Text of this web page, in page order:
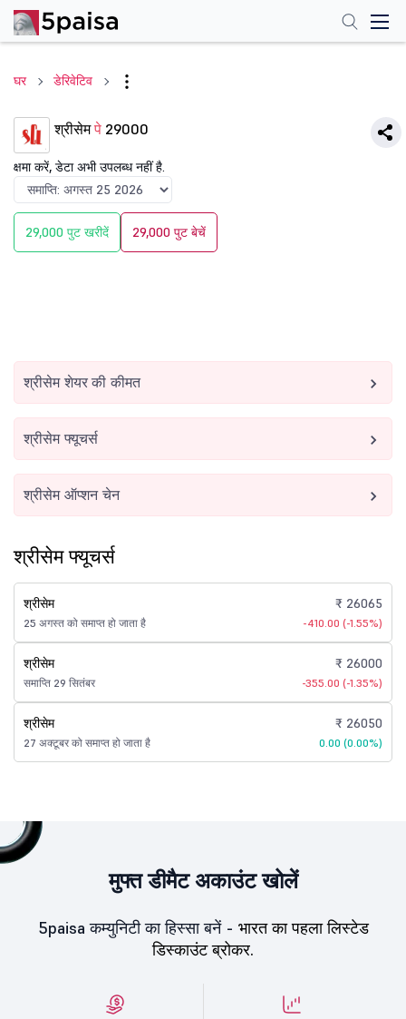
घर डेरिवेटिव
श्रीसेमपे 29000
क्षमा करें, डेटा अभी उपलब्ध नहीं है.
29,000 पुट खरीदें 29,000 पुट बेचें
श्रीसेम शेयर की कीमत
श्रीसेम फ्यूचर्स
श्रीसेम ऑप्शन चेन
श्रीसेम फ्यूचर्स
श्रीसेम
25 अगस्त को समाप्त हो जाता है
₹ 26065
-410.00 (-1.55%)
श्रीसेम
समाप्ति 29 सितंबर
₹ 26000
-355.00 (-1.35%)
श्रीसेम
27 अक्टूबर को समाप्त हो जाता है
₹ 26050
0.00 (0.00%)
मुफ्त डीमैट अकाउंट खोलें
5paisa कम्युनिटी का हिस्सा बनें - भारत का पहला लिस्टेड
डिस्काउंट ब्रोकर.